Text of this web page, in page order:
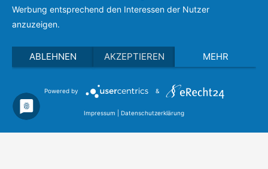
Copyright 2022 Quellen-Apotheke Bad Breisig |
Gestaltet vonMercator Media
Werbung entsprechend den Interessen der Nutzer
anzuzeigen.
ABLEHNEN AKZEPTIEREN MEHR
Powered by &
Impressum Datenschutzerklärung